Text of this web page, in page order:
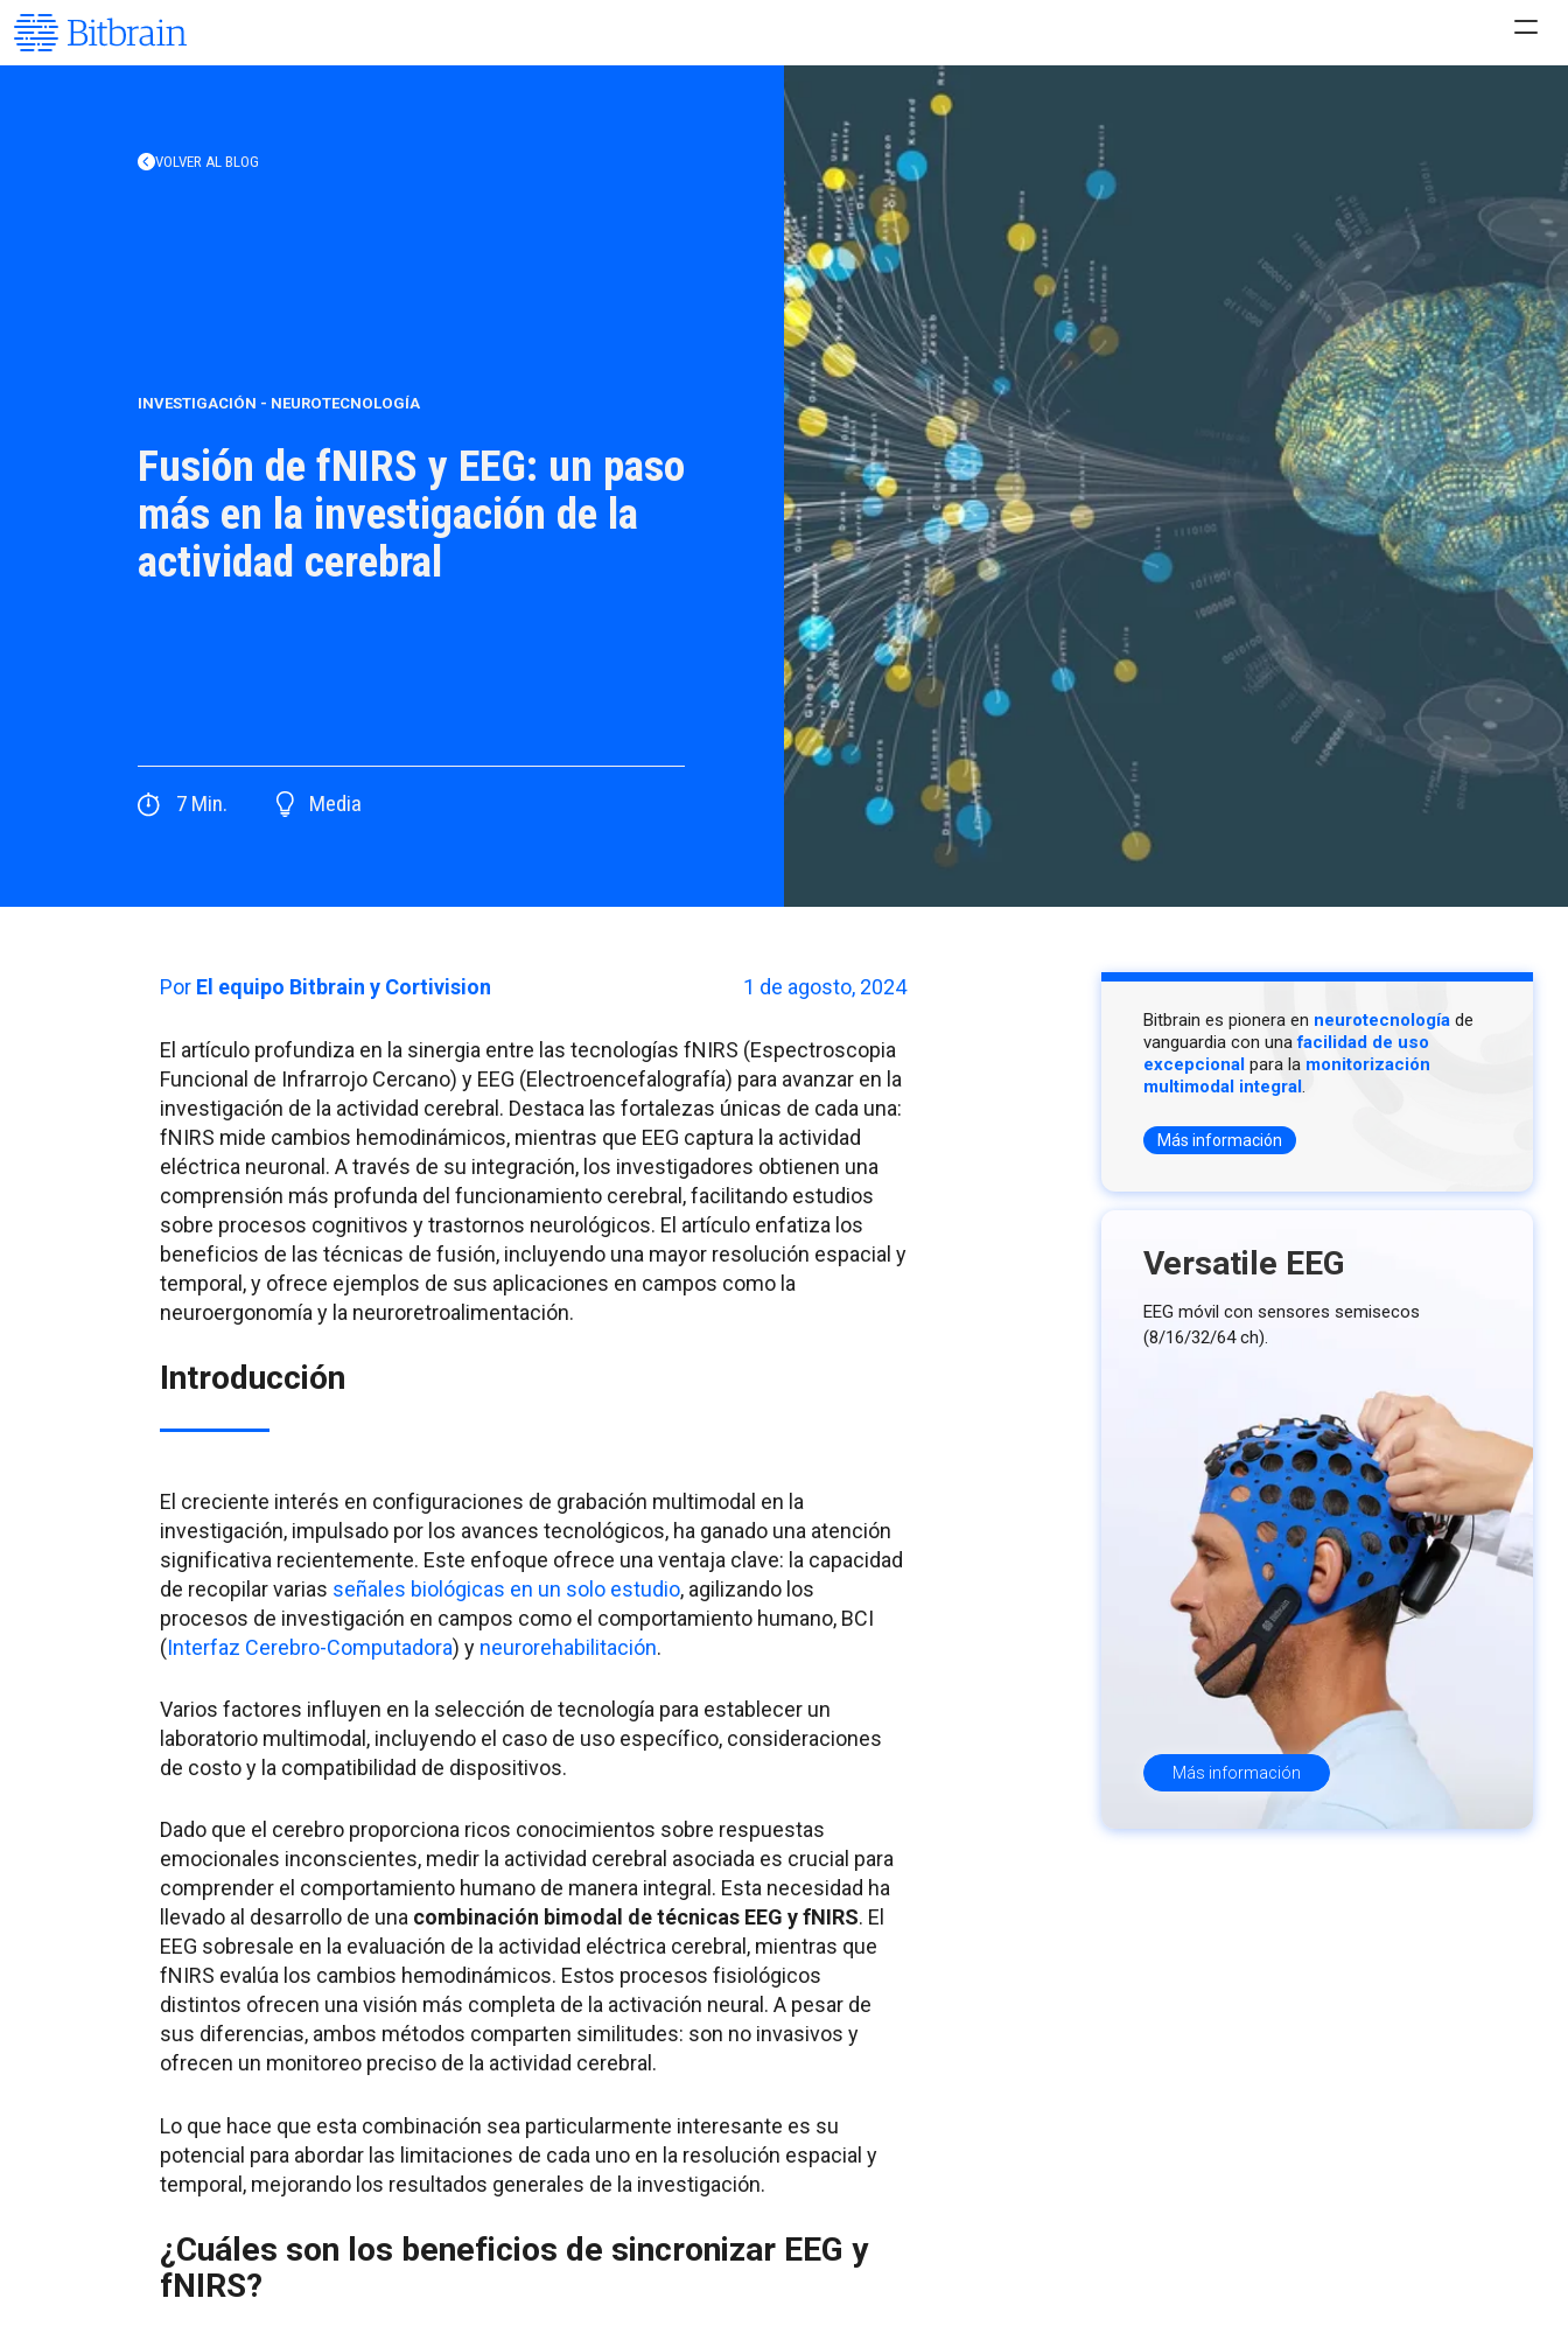
VOLVER AL BLOG
INVESTIGACIÓN - NEUROTECNOLOGÍA
Fusión de fNIRS y EEG: un paso
más en la investigación de la
actividad cerebral
7 Min. Media
Por El equipo Bitbrain y Cortivision 1 de agosto, 2024
El artículo profundiza en la sinergia entre las tecnologías fNIRS (Espectroscopia
Funcional de Infrarrojo Cercano) y EEG (Electroencefalografía) para avanzar en la
investigación de la actividad cerebral. Destaca las fortalezas únicas de cada una:
fNIRS mide cambios hemodinámicos, mientras que EEG captura la actividad
eléctrica neuronal. A través de su integración, los investigadores obtienen una
comprensión más profunda del funcionamiento cerebral, facilitando estudios
sobre procesos cognitivos y trastornos neurológicos. El artículo enfatiza los
beneficios de las técnicas de fusión, incluyendo una mayor resolución espacial y
temporal, y ofrece ejemplos de sus aplicaciones en campos como la
neuroergonomía y la neuroretroalimentación.
Introducción
El creciente interés en configuraciones de grabación multimodal en la
investigación, impulsado por los avances tecnológicos, ha ganado una atención
significativa recientemente. Este enfoque ofrece una ventaja clave: la capacidad
de recopilar varias señales biológicas en un solo estudio, agilizando los
procesos de investigación en campos como el comportamiento humano, BCI
(Interfaz Cerebro-Computadora) y neurorehabilitación.
Varios factores influyen en la selección de tecnología para establecer un
laboratorio multimodal, incluyendo el caso de uso específico, consideraciones
de costo y la compatibilidad de dispositivos.
Dado que el cerebro proporciona ricos conocimientos sobre respuestas
emocionales inconscientes, medir la actividad cerebral asociada es crucial para
comprender el comportamiento humano de manera integral. Esta necesidad ha
llevado al desarrollo de una combinación bimodal de técnicas EEG y fNIRS. El
EEG sobresale en la evaluación de la actividad eléctrica cerebral, mientras que
fNIRS evalúa los cambios hemodinámicos. Estos procesos fisiológicos
distintos ofrecen una visión más completa de la activación neural. A pesar de
sus diferencias, ambos métodos comparten similitudes: son no invasivos y
ofrecen un monitoreo preciso de la actividad cerebral.
Lo que hace que esta combinación sea particularmente interesante es su
potencial para abordar las limitaciones de cada uno en la resolución espacial y
temporal, mejorando los resultados generales de la investigación.
¿Cuáles son los beneficios de sincronizar EEG y
fNIRS?
Bitbrain es pionera en neurotecnología de
vanguardia con unafacilidad de uso
excepcional para la monitorización
multimodal integral .
Más información
Versatile EEG
EEG móvil con sensores semisecos
(8/16/32/64 ch).
Más información